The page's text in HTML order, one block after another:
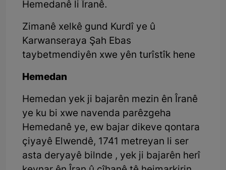
Hemedanê li Îranê.
Zimanê xelkê gund Kurdî ye û
Karwanseraya Şah Ebas
taybetmendiyên xwe yên turîstîk hene
Hemedan
Hemedan yek ji bajarên mezin ên Îranê
ye ku bi xwe navenda parêzgeha
Hemedanê ye, ew bajar dikeve qontara
çiyayê Elwendê, 1741 metreyan li ser
asta deryayê bilnde , yek ji bajarên herî